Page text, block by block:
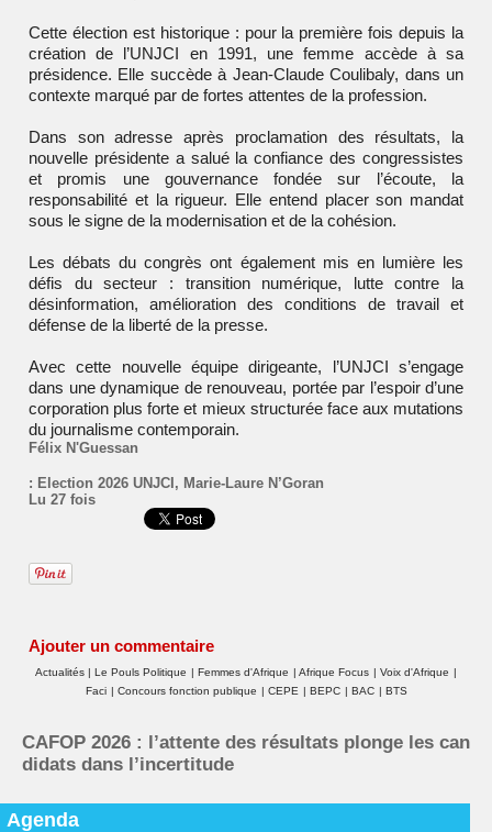
Cette élection est historique : pour la première fois depuis la
création de l’UNJCI en 1991, une femme accède à sa
présidence. Elle succède à Jean-Claude Coulibaly, dans un
contexte marqué par de fortes attentes de la profession.
Dans son adresse après proclamation des résultats, la
nouvelle présidente a salué la confiance des congressistes
et promis une gouvernance fondée sur l’écoute, la
responsabilité et la rigueur. Elle entend placer son mandat
sous le signe de la modernisation et de la cohésion.
Les débats du congrès ont également mis en lumière les
défis du secteur : transition numérique, lutte contre la
désinformation, amélioration des conditions de travail et
défense de la liberté de la presse.
Avec cette nouvelle équipe dirigeante, l’UNJCI s’engage
dans une dynamique de renouveau, portée par l’espoir d’une
corporation plus forte et mieux structurée face aux mutations
du journalisme contemporain.
Félix N'Guessan
: Election 2026 UNJCI , Marie-Laure N’Goran
Lu 27 fois
Ajouter un commentaire
Actualités Le Pouls Politique Femmes d'Afrique Afrique Focus Voix d'Afrique
Faci
Concours fonction publique CEPE BEPC BAC BTS
Concours INFAS 2026 : les candidats toujours dan
s l’attente de la mise en ligne des convocations
Agenda